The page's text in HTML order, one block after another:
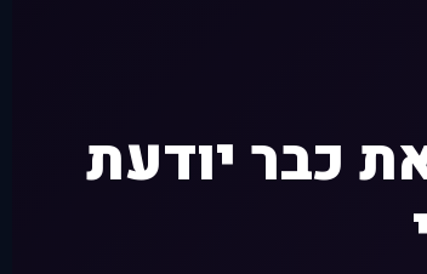
כבר יודעת